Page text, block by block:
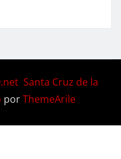
Santa Cruz de la
porThemeArile